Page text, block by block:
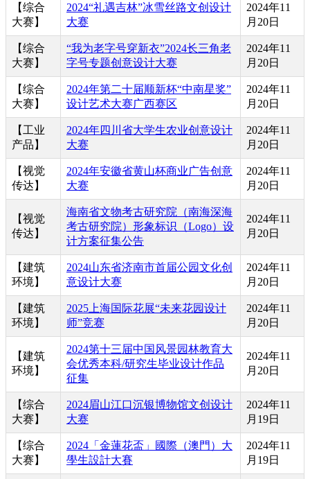
【综合
大赛】
2024“礼遇吉林”冰雪丝路文创设计
大赛
2024年11
月20日
【综合
大赛】
“我为老字号穿新衣”2024长三角老
字号专题创意设计大赛
2024年11
月20日
【综合
大赛】
2024年第二十届顺新杯“中南星奖”
设计艺术大赛广西赛区
2024年11
月20日
【工业
产品】
2024年四川省大学生农业创意设计
大赛
2024年11
月20日
【视觉
传达】
2024年安徽省黄山杯商业广告创意
大赛
2024年11
月20日
【视觉
传达】
海南省文物考古研究院（南海深海
考古研究院）形象标识（Logo）设
计方案征集公告
2024年11
月20日
【建筑
环境】
2024山东省济南市首届公园文化创
意设计大赛
2024年11
月20日
【建筑
环境】
2025上海国际花展“未来花园设计
师”竞赛
2024年11
月20日
【建筑
环境】
2024第十三届中国风景园林教育大
会优秀本科/研究生毕业设计作品
征集
2024年11
月20日
【综合
大赛】
2024眉山江口沉银博物馆文创设计
大赛
2024年11
月19日
【综合
大赛】
2024「金蓮花盃」國際（澳門）大
學生設計大賽
2024年11
月19日